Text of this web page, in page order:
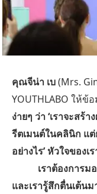
คุณจีน่า เบ(Mrs.
YOUTHLABO ให้ข้
ง่ายๆ ว่า ‘เราจะส
รีตเมนต์ในคลินิก แ
อย่างไร’ หัวใจของ
เราต้องการมอบ
และเรารู้สึกตื่นเต้น